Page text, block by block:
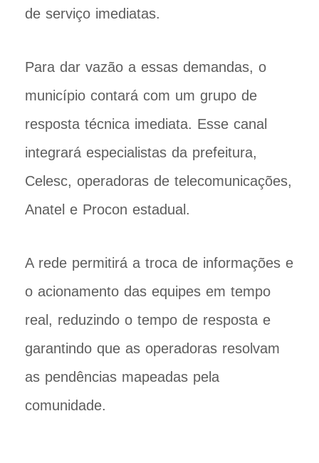
de serviço imediatas.
Para dar vazão a essas demandas, o
município contará com um grupo de
resposta técnica imediata. Esse canal
integrará especialistas da prefeitura,
Celesc, operadoras de telecomunicações,
Anatel e Procon estadual.
A rede permitirá a troca de informações e
o acionamento das equipes em tempo
real, reduzindo o tempo de resposta e
garantindo que as operadoras resolvam
as pendências mapeadas pela
comunidade.